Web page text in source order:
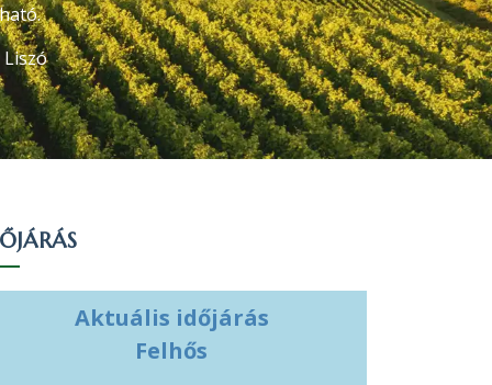
Liszó
Aktuális időjárás
Felhős